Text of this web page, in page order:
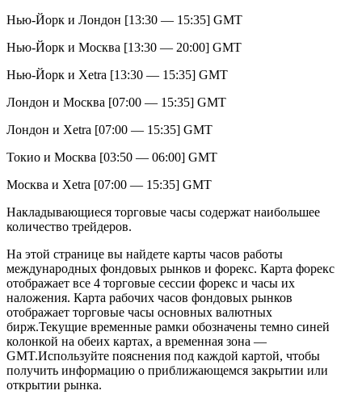
Нью-Йорк и Лондон [13:30 — 15:35] GMT
Нью-Йорк и Москва [13:30 — 20:00] GMT
Нью-Йорк и Xetra [13:30 — 15:35] GMT
Лондон и Москва [07:00 — 15:35] GMT
Лондон и Xetra [07:00 — 15:35] GMT
Токио и Москва [03:50 — 06:00] GMT
Москва и Xetra [07:00 — 15:35] GMT
Накладывающиеся торговые часы содержат наибольшее
количество трейдеров.
На этой странице вы найдете карты часов работы
международных фондовых рынков и форекс. Карта форекс
отображает все 4 торговые сессии форекс и часы их
наложения. Карта рабочих часов фондовых рынков
отображает торговые часы основных валютных
бирж.Текущие временные рамки обозначены темно синей
колонкой на обеих картах, а временная зона —
GMT.Используйте пояснения под каждой картой, чтобы
получить информацию о приближающемся закрытии или
открытии рынка.